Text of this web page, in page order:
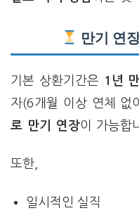
만기 연
기본 상환기간은 1년
자(6개월 이상 연체 없
로 만기 연장이 가능합
또한,
일시적인 실직